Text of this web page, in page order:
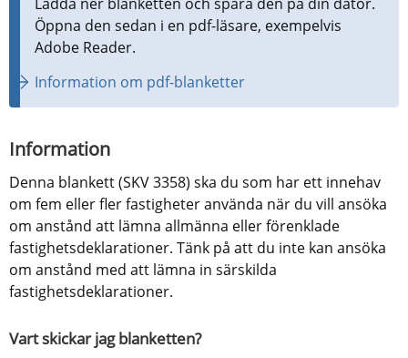
Öppna den sedan i en pdf-läsare, exempelvis
Adobe Reader.
Information om pdf-blanketter
Information
Denna blankett (SKV 3358) ska du som har ett innehav
om fem eller fler fastigheter använda när du vill ansöka
om anstånd att lämna allmänna eller förenklade
fastighetsdeklarationer. Tänk på att du inte kan ansöka
om anstånd med att lämna in särskilda
fastighetsdeklarationer.
Vart skickar jag blanketten?